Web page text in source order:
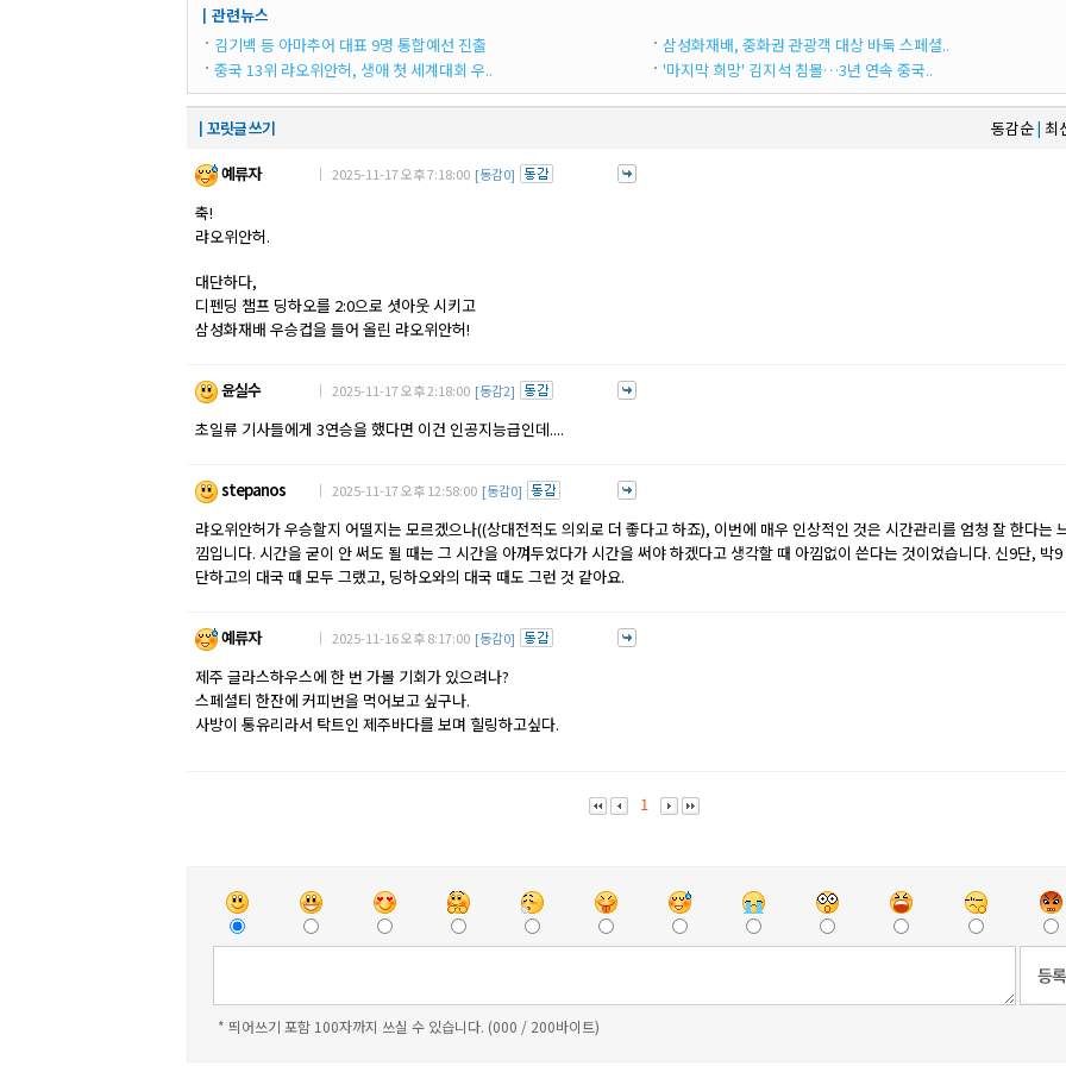
┃관련뉴스
김기백 등 아마추어 대표 9명 통합예선 진출
중국 13위 랴오위안허, 생애 첫 세계대회 우..
삼성화재배, 중화권 관광객 대상 바둑 스페셜..
'마지막 희망' 김지석 침몰…3년 연속 중국..
┃꼬릿글 쓰기 동감순| 최
예류자
｜ 2025-11-17 오후 7:18:00 [동감0]
축!
랴오위안허.
대단하다,
디펜딩 챔프 딩하오를 2:0으로 셧아웃 시키고
삼성화재배 우승컵을 들어 올린 랴오위안허!
윤실수 ｜ 2025-11-17 오후 2:18:00 [동감2]
초일류 기사들에게 3연승을 했다면 이건 인공지능급인데....
stepanos ｜ 2025-11-17 오후 12:58:00 [동감0]
랴오위안허가 우승할지 어떨지는 모르겠으나((상대전적도 의외로 더 좋다고 하죠), 이번에 매우 인상적인 것은 시간관리를 엄청 잘 한다는
낌입니다. 시간을 굳이 안 써도 될 때는 그 시간을 아껴두었다가 시간을 써야 하겠다고 생각할 때 아낌없이 쓴다는 것이었습니다. 신9단, 박9
단하고의 대국 때 모두 그랬고, 딩하오와의 대국 때도 그런 것 같아요.
예류자 ｜ 2025-11-16 오후 8:17:00 [동감0]
제주 글라스하우스에 한 번 가볼 기회가 있으려나?
스페셜티 한잔에 커피번을 먹어보고 싶구나.
사방이 통유리라서 탁트인 제주바다를 보며 힐링하고싶다.
1
* 띄어쓰기 포함 100자까지 쓰실 수 있습니다. (000 / 200바이트)